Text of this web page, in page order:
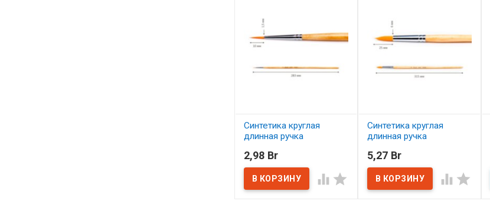
Синтетика круглая
длинная ручка
Сонет №1
В наличии
2,98 Br
 
Синтетика круглая
длинная ручка
Сонет №6
В наличии
5,27 Br
 